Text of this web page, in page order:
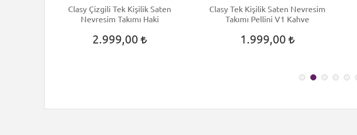
Clasy Çizgili Tek Kişilik Saten
Nevresim Takımı Haki
2.999,00
Clasy Tek Kişilik Saten Nevresim
Takımı Pellini V1 Kahve
1.999,00